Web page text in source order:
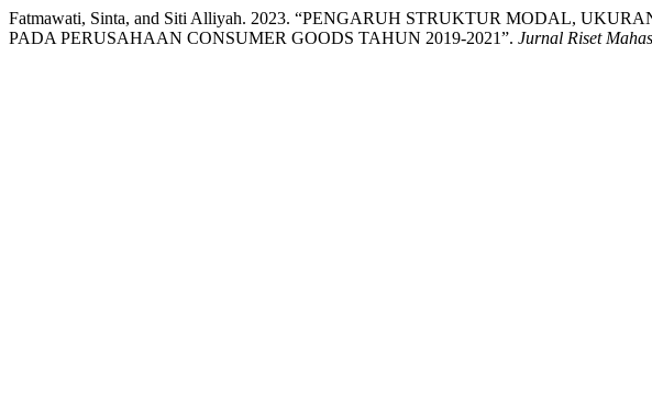
Fatmawati, Sinta, and Siti Alliyah. 2023. “PENGARUH STRUKTUR MODAL,
PADA PERUSAHAAN CONSUMER GOODS TAHUN 2019-2021”. Jurnal Riset